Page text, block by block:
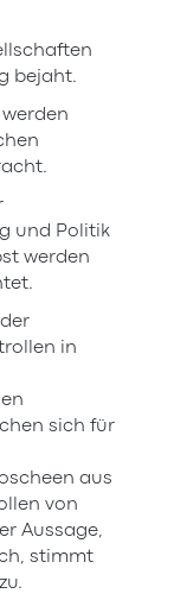
bejaht.
und Politik
werden
in
sich für
aus
von
Aussage,
stimmt